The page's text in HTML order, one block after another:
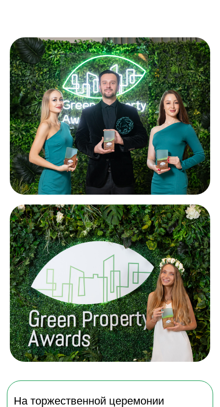
к «зелёным» стандартам строительства,
эксплуатации недвижимости
и корпоративной ответственности,
награда Грин Проперти Эвордс (англ.
Green Property Awards) является
не просто трофеем. Награда является
символом мотивации команды
и подтверждением, что организация
находится в авангарде изменений.
Помогает укрепить репутацию и привлечь
внимание инвесторов, партнёров,
клиентов.
Почему важно
участвовать в
премии